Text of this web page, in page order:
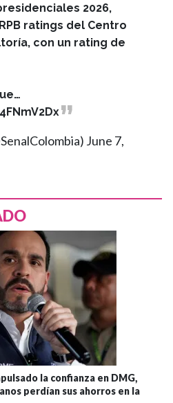
2026,
ratings del Centro
con un rating de
June 7,
la confianza en DMG,
perdían sus ahorros en la